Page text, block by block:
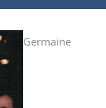
Germaine